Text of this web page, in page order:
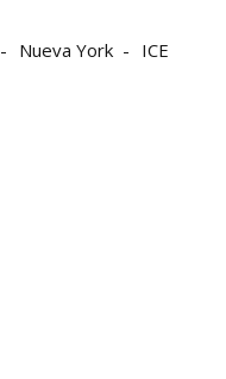
Nueva York ICE